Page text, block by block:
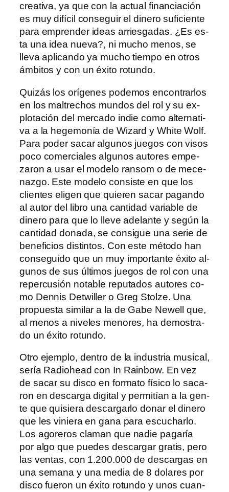
crea­ti­va, ya que con la ac­tual fi­nan­cia­ción
es muy di­fí­cil con­se­guir el di­ne­ro su­fi­cien­te
pa­ra em­pren­der ideas arries­ga­das. ¿Es es­
ta una idea nue­va?, ni mu­cho me­nos, se
lle­va apli­can­do ya mu­cho tiem­po en otros
ám­bi­tos y con un éxi­to rotundo.
Quizás los orí­ge­nes po­de­mos en­con­trar­los
en los mal­tre­chos mun­dos del rol y su ex­
plo­ta­ción del mer­ca­do in­die co­mo al­ter­na­ti­
va a la he­ge­mo­nía de Wizard y White Wolf.
Para po­der sa­car al­gu­nos jue­gos con vi­sos
po­co co­mer­cia­les al­gu­nos au­to­res em­pe­
za­ron a usar el mo­de­lo ran­som o de me­ce­
naz­go. Este mo­de­lo con­sis­te en que los
clien­tes eli­gen que quie­ren sa­car pa­gan­do
al au­tor del li­bro una can­ti­dad va­ria­ble de
di­ne­ro pa­ra que lo lle­ve ade­lan­te y se­gún la
can­ti­dad do­na­da, se con­si­gue una se­rie de
be­ne­fi­cios dis­tin­tos. Con es­te mé­to­do han
con­se­gui­do que un muy im­por­tan­te éxi­to al­
gu­nos de sus úl­ti­mos jue­gos de rol con una
re­per­cu­sión no­ta­ble repu­tados au­to­res co­
mo Dennis Detwiller o Greg Stolze. Una
pro­pues­ta si­mi­lar a la de Gabe Newell que,
al me­nos a ni­ve­les me­no­res, ha de­mos­tra­
do un éxi­to rotundo.
Otro ejem­plo, den­tro de la in­dus­tria mu­si­cal,
se­ría Radiohead con In Rainbow. En vez
de sa­car su dis­co en for­ma­to fí­si­co lo sa­ca­
ron en des­car­ga di­gi­tal y per­mi­tían a la gen­
te que qui­sie­ra des­car­gar­lo do­nar el di­ne­ro
que les vi­nie­ra en ga­na pa­ra es­cu­char­lo.
Los ago­re­ros cla­man que na­die pa­ga­ría
por al­go que pue­des des­car­gar gra­tis, pe­ro
las ven­tas, con 1.200.000 de des­car­gas en
una se­ma­na y una me­dia de 8 do­la­res por
dis­co fue­ron un éxi­to ro­tun­do y unos cuan­